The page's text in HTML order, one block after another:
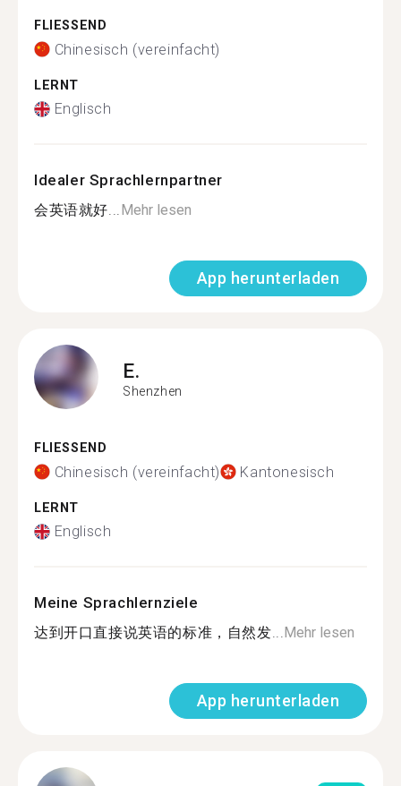
FLIESSEND
Chinesisch (vereinfacht)
LERNT
Englisch
Idealer Sprachlernpartner
会英语就好...Mehr lesen
App herunterladen
E.
Shenzhen
FLIESSEND
Chinesisch (vereinfacht) Kantonesisch
LERNT
Englisch
Meine Sprachlernziele
达到开口直接说英语的标准，自然发...Mehr lesen
App herunterladen